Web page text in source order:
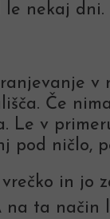
le nekaj dni.
Če
Le v
ničlo,
in
ta način